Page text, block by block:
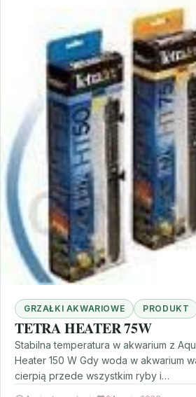
GRZAŁKI AKWARIOWE PRODUKT
TETRA HEATER 75W
Stabilna temperatura w akwarium z
Heater 150 W Gdy woda w akwarium
cierpią przede wszystkim ryby i…